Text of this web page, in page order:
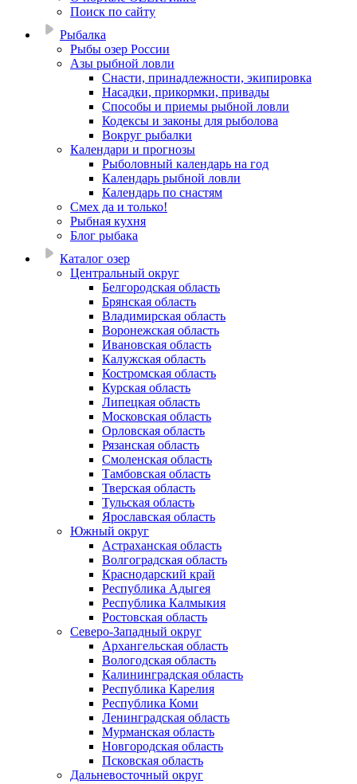
Поиск по сайту
Рыбалка
Рыбы озер России
Азы рыбной ловли
Снасти, принадлежности, экипировка
Насадки, прикормки, привады
Способы и приемы рыбной ловли
Кодексы и законы для рыболова
Вокруг рыбалки
Календари и прогнозы
Рыболовный календарь на год
Календарь рыбной ловли
Календарь по снастям
Смех да и только!
Рыбная кухня
Блог рыбака
Каталог озер
Центральный округ
Белгородская область
Брянская область
Владимирская область
Воронежская область
Ивановская область
Калужская область
Костромская область
Курская область
Липецкая область
Московская область
Орловская область
Рязанская область
Смоленская область
Тамбовская область
Тверская область
Тульская область
Ярославская область
Южный округ
Астраханская область
Волгоградская область
Краснодарский край
Республика Адыгея
Республика Калмыкия
Ростовская область
Северо-Западный округ
Архангельская область
Вологодская область
Калининградская область
Республика Карелия
Республика Коми
Ленинградская область
Мурманская область
Новгородская область
Псковская область
Дальневосточный округ